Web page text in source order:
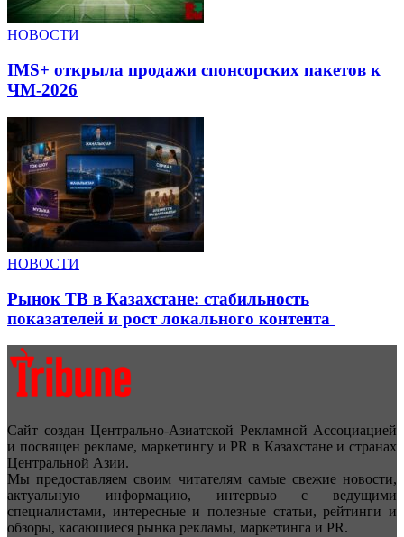
НОВОСТИ
IMS+ открыла продажи спонсорских пакетов к
ЧМ-2026
НОВОСТИ
Рынок ТВ в Казахстане: стабильность
показателей и рост локального контента
Сайт создан Центрально-Азиатской Рекламной Ассоциацией
и посвящен рекламе, маркетингу и PR в Казахстане и странах
Центральной Азии.
Мы предоставляем своим читателям самые свежие новости,
актуальную информацию, интервью с ведущими
специалистами, интересные и полезные статьи, рейтинги и
обзоры, касающиеся рынка рекламы, маркетинга и PR.